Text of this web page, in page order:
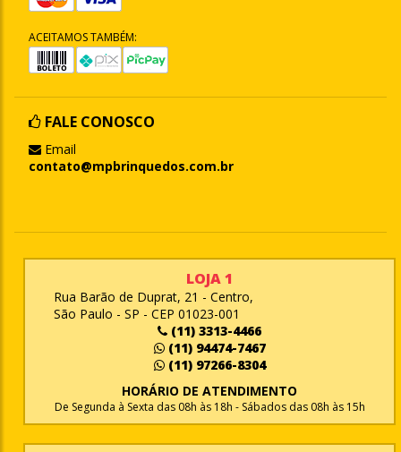
ACEITAMOS TAMBÉM:
FALE CONOSCO
Email
contato@mpbrinquedos.com.br
LOJA 1
Rua Barão de Duprat, 21 - Centro,
São Paulo - SP - CEP 01023-001
(11) 3313-4466
(11) 94474-7467
(11) 97266-8304
HORÁRIO DE ATENDIMENTO
De Segunda à Sexta das 08h às 18h - Sábados das 08h às 15h